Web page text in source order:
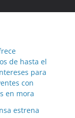
de hasta el
para
con
en mora
estrena